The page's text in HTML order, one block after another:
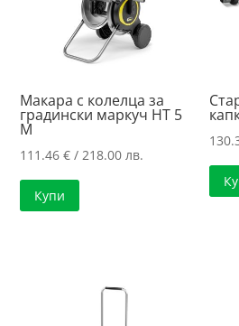
Макара с колелца за
градински маркуч HT 5
M
111.46€ / 218.00 лв.
Купи